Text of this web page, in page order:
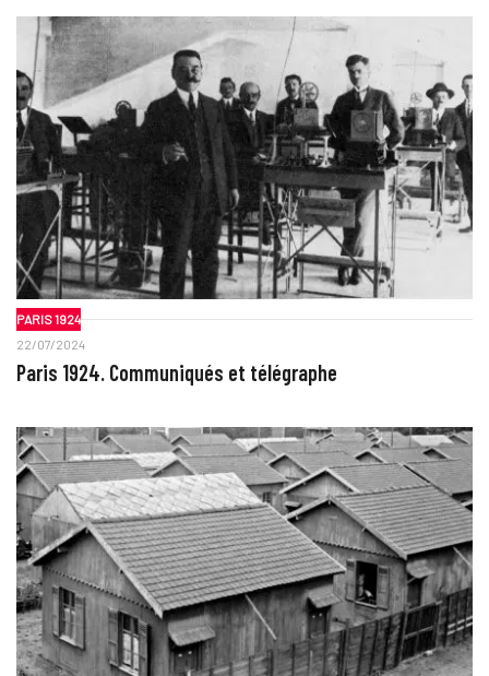
PARIS 1924
22/07/2024
Paris 1924. Communiqués et télégraphe